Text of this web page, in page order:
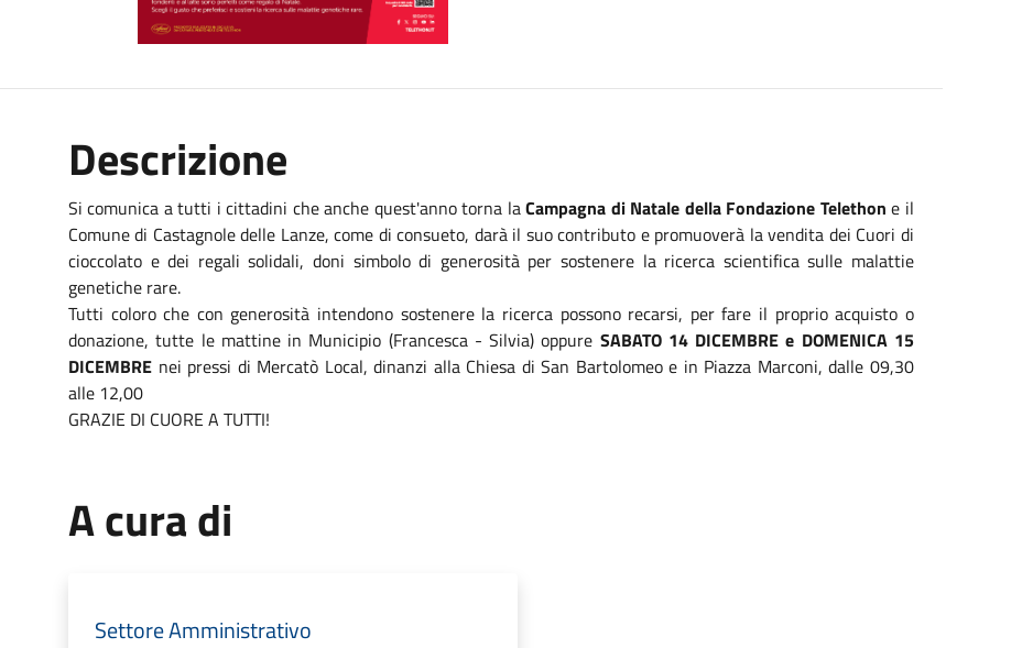
Descrizione
Si comunica a tutti i cittadini che anche quest'anno torna laCampagna di Natale della Fondazione Telethon e il
Comune di Castagnole delle Lanze, come di consueto, darà il suo contributo e promuoverà la vendita dei Cuori di
cioccolato e dei regali solidali, doni simbolo di generosità per sostenere la ricerca scientifica sulle malattie
genetiche rare.
Tutti coloro che con generosità intendono sostenere la ricerca possono recarsi, per fare il proprio acquisto o
donazione, tutte le mattine in Municipio (Francesca - Silvia) oppure SABATO 14 DICEMBRE e DOMENICA 15
DICEMBREnei pressi di Mercatò Local, dinanzi alla Chiesa di San Bartolomeo e in Piazza Marconi, dalle 09,30
alle 12,00
GRAZIE DI CUORE A TUTTI!
A cura di
Settore Amministrativo